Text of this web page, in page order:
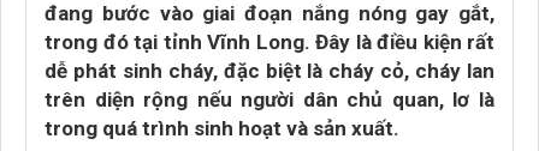
đang bước vào giai đoạn nắng nóng gay gắt,
trong đó tại tỉnh Vĩnh Long. Đây là điều kiện rất
dễ phát sinh cháy, đặc biệt là cháy cỏ, cháy lan
trên diện rộng nếu người dân chủ quan, lơ là
trong quá trình sinh hoạt và sản xuất.